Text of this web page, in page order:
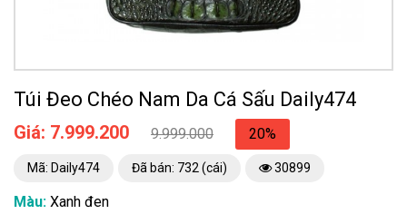
Túi Đeo Chéo Nam Da Cá Sấu Daily474
Giá: 7.999.200 9.999.000 20%
Mã: Daily474 Đã bán: 732 (cái) 30899
Màu: Xanh đen